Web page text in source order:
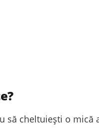
să cheltuiești o mică